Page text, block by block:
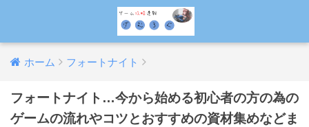
ホーム フォートナイト
フォートナイト…今から始める初心者の方の為の
ゲームの流れやコツとおすすめの資材集めなどま